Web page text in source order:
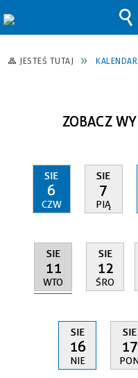
JESTEŚ TUTAJ
ZOBACZ
SIE
6
CZW
SIE
7
PIĄ
SIE
11
WTO
SIE
12
ŚRO
SIE
16
NIE
SIE
17